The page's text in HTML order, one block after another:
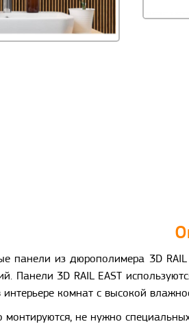
панели из дюрополимера 3D
Панели 3D RAIL EAST
комнат с высокой
монтируются, не нужно